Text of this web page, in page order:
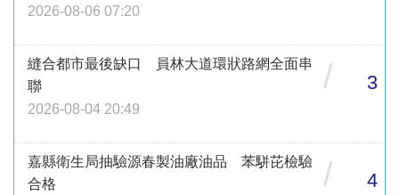
2026-08-06 07:20
縫合都市最後缺口 員林大道環狀路網全面串
聯
2026-08-04 20:49
/ 3
嘉縣衛生局抽驗源春製油廠油品 苯駢芘檢驗
合格
/ 4